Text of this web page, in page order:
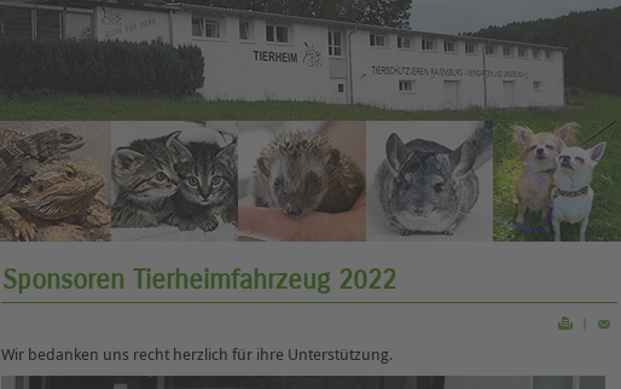
Sponsoren Tierheimfahrzeug 2022
|
Wir bedanken uns recht herzlich für ihre Unterstützung.